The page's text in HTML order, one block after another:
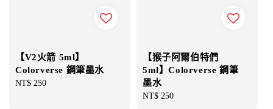
【V2火箭 5ml】
Colorverse 鋼筆墨水
Regular
NT$ 250
【猴子阿爾伯特們
5ml】Colorverse 鋼筆
墨水
Regular
NT$ 250